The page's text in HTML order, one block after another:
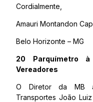
Cordialmente,
Amauri Montandon
Belo Horizonte – MG
20 Parquímetro
Vereadores
O Diretor da MB
Transportes João